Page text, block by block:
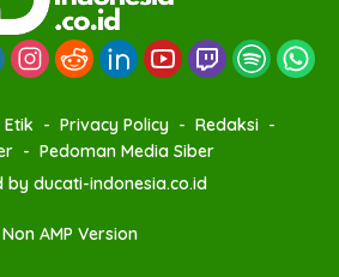
Privacy Policy
Redaksi
Pedoman Media Siber
by ducati-indonesia.co.id
Non AMP Version